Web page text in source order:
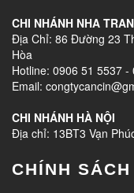
CHI NHÁNH NHA
Địa Chỉ: 86 Đường 23
Hòa
Hotline: 0906 51 5537
Email:
CHI NHÁNH HÀ NỘI
Địa chỉ: 13BT3 Vạn
CHÍNH SÁCH